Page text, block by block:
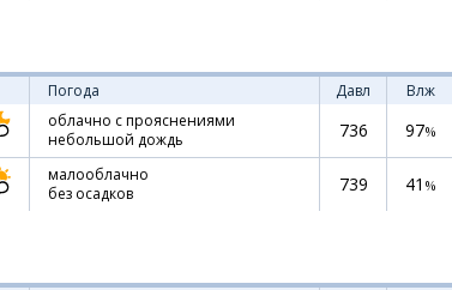
Погода Давл Влж
облачно с прояснениями
небольшой дождь
736 97%
малооблачно
без осадков
739 41 %